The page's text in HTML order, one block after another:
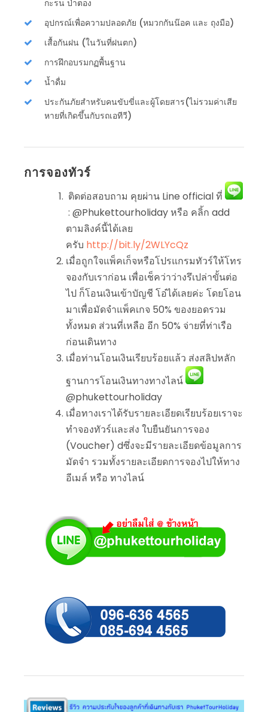
กะรน ป่าตอง
อุปกรณ์เพื่อความปลอดภัย (หมวกกันน๊อค และ ถุงมือ)
เสื้อกันฝน (ในวันที่ฝนตก)
การฝึกอบรมกฏพื้นฐาน
น้ำดื่ม
ประกันภัยสำหรับคนขับขี่และผู้โดยสาร(ไม่รวมค่าเสีย
หายที่เกิดขึ้นกับรถเอทีวี)
การจองทัวร์
ติดต่อสอบถาม คุยผ่าน Line official ที่
: @Phukettourholiday หรือ คลิ้ก add
ตามลิงค์นี้ได้เลย
ครับ http://bit.ly/2WLYcQz
เมื่อถูกใจแพ็คเก็จหรือโปรแกรมทัวร์ให้โทร
จองกับเราก่อน เพื่อเช็คว่าว่างรึเปล่าขั้นต่อ
ไป ก็โอนเงินเข้าบัญชี โอ๋ได้เลยค่ะ โดยโอน
มาเพื่อมัดจำแพ็คเกจ 50% ของยอดรวม
ทั้งหมด ส่วนที่เหลือ อีก 50% จ่ายที่ท่าเรือ
ก่อนเดินทาง
เมื่อท่านโอนเงินเรียบร้อยแล้ว ส่งสลิปหลัก
ฐานการโอนเงินทางทางไลน์
@phukettourholiday
เมื่อทางเราได้รับรายละเอียดเรียบร้อยเราจะ
ทำจองทัวร์และส่ง ใบยืนยันการจอง
(Voucher) dซึ่งจะมีรายละเอียดข้อมูลการ
มัดจำ รวมทั้งรายละเอียดการจองไปให้ทาง
อีเมล์ หรือ ทางไลน์